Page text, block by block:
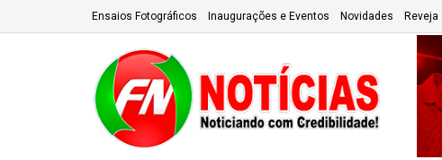
Ensaios Fotográficos Inaugurações e Eventos Novidades Reveja